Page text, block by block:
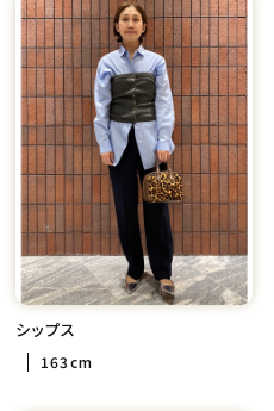
シップス
163cm